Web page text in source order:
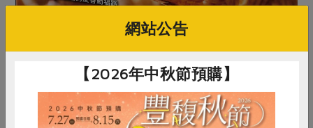
網站公告
【2026年中秋節預購】